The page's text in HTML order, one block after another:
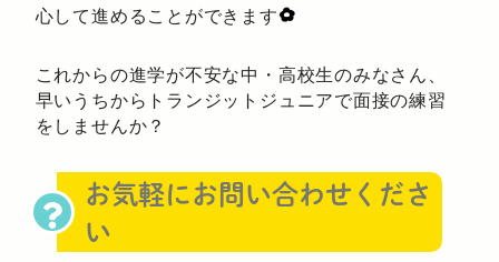
心して進めることができます
これからの進学が不安な中・高校生のみなさん、
早いうちからトランジットジュニアで面接の練習
をしませんか？
お気軽にお問い合わせくださ
い